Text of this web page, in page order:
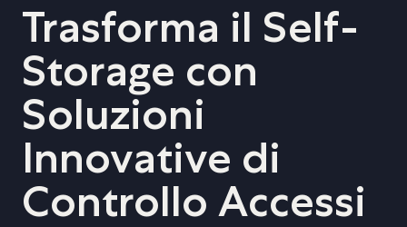
Trasforma il Self-
Storage con
Soluzioni
Innovative di
Controllo Accessi